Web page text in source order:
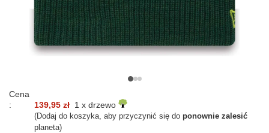
Cena
:
139,95 zł 1 x drzewo
(Dodaj do koszyka, aby przyczynić się do ponownie zalesić
planeta)